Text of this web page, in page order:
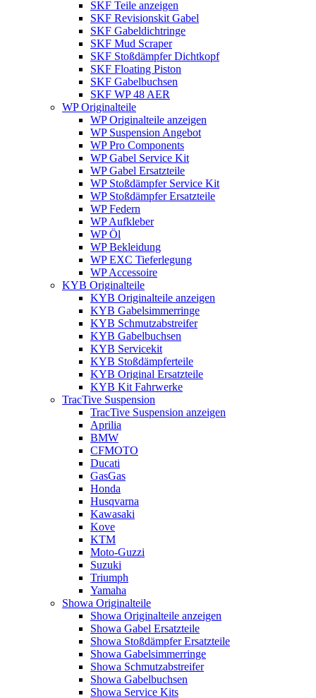
SKF Teile anzeigen
SKF Revisionskit Gabel
SKF Gabeldichtringe
SKF Mud Scraper
SKF Stoßdämpfer Dichtkopf
SKF Floating Piston
SKF Gabelbuchsen
SKF WP 48 AER
WP Originalteile
WP Originalteile anzeigen
WP Suspension Angebot
WP Pro Components
WP Gabel Service Kit
WP Gabel Ersatzteile
WP Stoßdämpfer Service Kit
WP Stoßdämpfer Ersatzteile
WP Federn
WP Aufkleber
WP Öl
WP Bekleidung
WP EXC Tieferlegung
WP Accessoire
KYB Originalteile
KYB Originalteile anzeigen
KYB Gabelsimmerringe
KYB Schmutzabstreifer
KYB Gabelbuchsen
KYB Servicekit
KYB Stoßdämpferteile
KYB Original Ersatzteile
KYB Kit Fahrwerke
TracTive Suspension
TracTive Suspension anzeigen
Aprilia
BMW
CFMOTO
Ducati
GasGas
Honda
Husqvarna
Kawasaki
Kove
KTM
Moto-Guzzi
Suzuki
Triumph
Yamaha
Showa Originalteile
Showa Originalteile anzeigen
Showa Gabel Ersatzteile
Showa Stoßdämpfer Ersatzteile
Showa Gabelsimmerringe
Showa Schmutzabstreifer
Showa Gabelbuchsen
Showa Service Kits